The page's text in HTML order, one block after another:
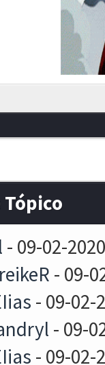
- 09-02-
- 09-
- 09-02-
- 09-
- 09-02-